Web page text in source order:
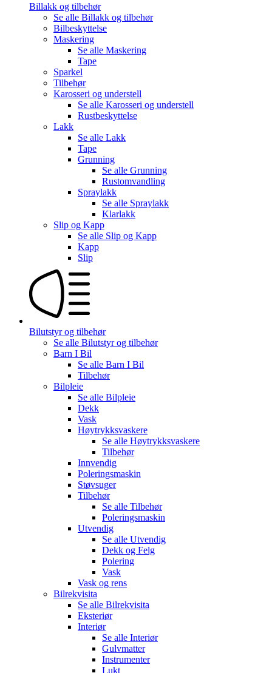
Billakk og tilbehør
Se alle Billakk og tilbehør
Bilbeskyttelse
Maskering
Se alle Maskering
Tape
Sparkel
Tilbehør
Karosseri og understell
Se alle Karosseri og understell
Rustbeskyttelse
Lakk
Se alle Lakk
Tape
Grunning
Se alle Grunning
Rustomvandling
Spraylakk
Se alle Spraylakk
Klarlakk
Slip og Kapp
Se alle Slip og Kapp
Kapp
Slip
Bilutstyr og tilbehør
Se alle Bilutstyr og tilbehør
Barn I Bil
Se alle Barn I Bil
Tilbehør
Bilpleie
Se alle Bilpleie
Dekk
Vask
Høytrykksvaskere
Se alle Høytrykksvaskere
Tilbehør
Innvendig
Poleringsmaskin
Støvsuger
Tilbehør
Se alle Tilbehør
Poleringsmaskin
Utvendig
Se alle Utvendig
Dekk og Felg
Polering
Vask
Vask og rens
Bilrekvisita
Se alle Bilrekvisita
Eksteriør
Interiør
Se alle Interiør
Gulvmatter
Instrumenter
Lukt